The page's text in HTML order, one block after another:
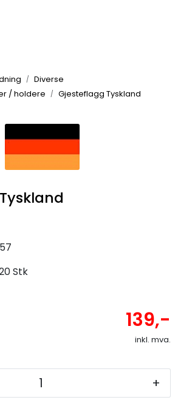
Diverse
/ holdere
Gjesteflagg Tyskland
Stk
139,-
inkl. mva.
+